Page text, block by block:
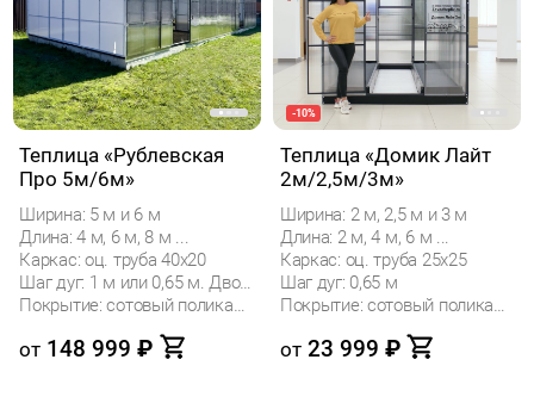
Теплица «Рублевская
Про 5м/6м»
Ширина: 5 м и 6 м
Длина: 4 м, 6 м, 8 м ...
Каркас: оц. труба 40х20
Шаг дуг: 1 м или 0,65 м. Двойные дуги.
Покрытие: сотовый поликарбонат
от 148 999 ₽
-10%
Теплица «Домик Лайт
2м/2,5м/3м»
Ширина: 2 м, 2,5 м и 3 м
Длина: 2 м, 4 м, 6 м ...
Каркас: оц. труба 25х25
Шаг дуг: 0,65 м
Покрытие: сотовый поликарбонат
от 23 999 ₽